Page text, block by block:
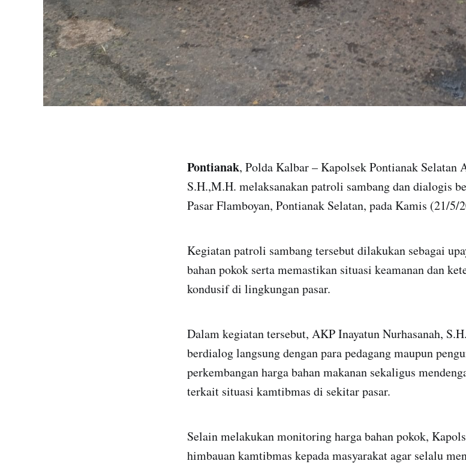
Pontianak, Polda Kalbar – Kapolsek Pontianak Selatan
S.H.,M.H. melaksanakan patroli sambang dan dialogis
Pasar Flamboyan, Pontianak Selatan, pada Kamis (21/5/
Kegiatan patroli sambang tersebut dilakukan sebagai
bahan pokok serta memastikan situasi keamanan dan
kondusif di lingkungan pasar.
Dalam kegiatan tersebut, AKP Inayatun Nurhasanah,
berdialog langsung dengan para pedagang maupun
perkembangan harga bahan makanan sekaligus
terkait situasi kamtibmas di sekitar pasar.
Selain melakukan monitoring harga bahan pokok,
himbauan kamtibmas kepada masyarakat agar selalu